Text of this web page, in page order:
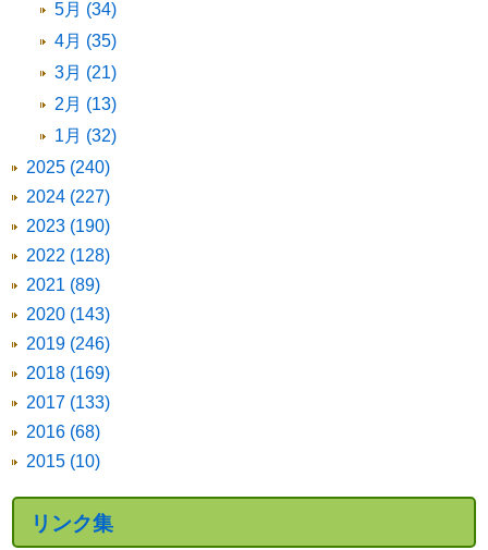
5月 (34)
4月 (35)
3月 (21)
2月 (13)
1月 (32)
2025 (240)
2024 (227)
2023 (190)
2022 (128)
2021 (89)
2020 (143)
2019 (246)
2018 (169)
2017 (133)
2016 (68)
2015 (10)
リンク集